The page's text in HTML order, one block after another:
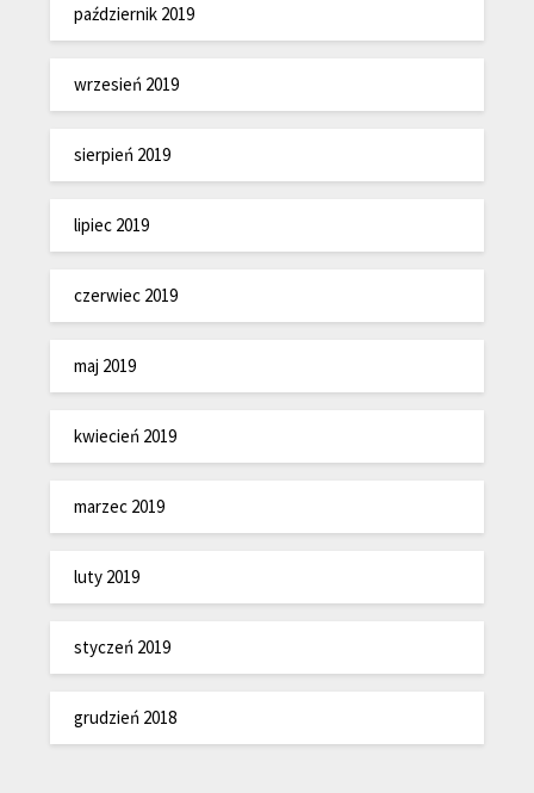
październik 2019
wrzesień 2019
sierpień 2019
lipiec 2019
czerwiec 2019
maj 2019
kwiecień 2019
marzec 2019
luty 2019
styczeń 2019
grudzień 2018